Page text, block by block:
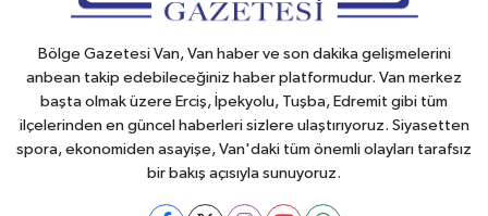
Bölge Gazetesi Van, Van haber ve son dakika gelişmelerini
anbean takip edebileceğiniz haber platformudur. Van merkez
başta olmak üzere Erciş, İpekyolu, Tuşba, Edremit gibi tüm
ilçelerinden en güncel haberleri sizlere ulaştırıyoruz. Siyasetten
spora, ekonomiden asayişe, Van'daki tüm önemli olayları tarafsız
bir bakış açısıyla sunuyoruz.